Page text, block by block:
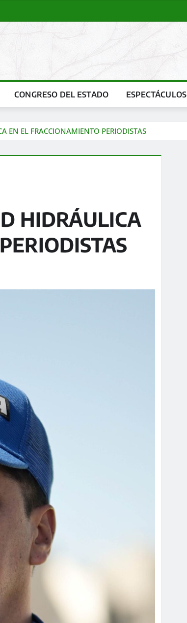
CONGRESO DEL ESTADO ESPECTÁCULOS
EN EL FRACCIONAMIENTO PERIODISTAS
HIDRÁULICA